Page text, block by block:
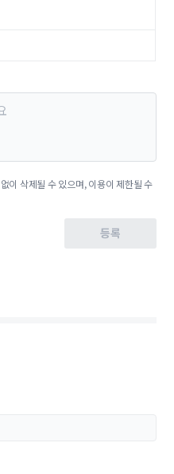
이 삭제될 수 있으며, 이용이 제한될 수
등록